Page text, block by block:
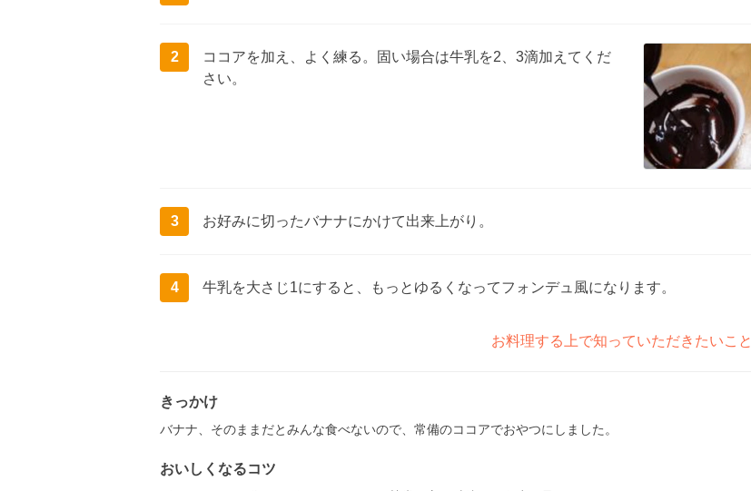
2
ココアを加え、よく練る。固い場合は牛乳を2、3滴加えてくだ
さい。
3 お好みに切ったバナナにかけて出来上がり。
4 牛乳を大さじ1にすると、もっとゆるくなってフォンデュ風になります。
お料理する上で知っていただきたいこと
きっかけ
バナナ、そのままだとみんな食べないので、常備のココアでおやつにしました。
おいしくなるコツ